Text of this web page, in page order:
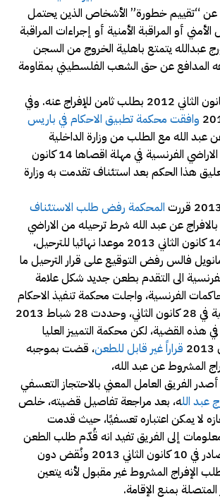
“تقييم خطورة” الأشخاص الذين يحتمل
​​أو المراقبة الأمنية أو إجراءات المراقبة
عبدالله يتمتع باهلية الخروج من السجن
المدافع عن حق الشعب الفلسطيني بمقاومة
وتقدم عبدالله في كانون الثاني 2012 بطلب ثامن للإفراج عنه. وفي
وافقت محكمة تطبيق الاحكام في باريس
عبد الله مع الطلب من وزارة الداخلية
الفرنسية طرده من الاراضي الفرنسية في مهلة اقصاها 14 كانون
وتم تعليق هذا الحكم بعد استئناف تقدمت به وزارة
المحكمة رفض طلب الاستئناف
عن عبد الله شرط ترحيله من الاراضي
الفرنسية وحددت 14 كانون الثاني 2013 موعدا نهائيا للترحيل،
فالس رفض التوقيع على قرار الترحيل ما
الفرنسية الى التقدم بطعن جديد شكل علامة
الفرنسية، واجلت محكمة تنفيذ الاحكام
النظر في هذه القضية في 28 كانون الثاني، وحددت 28 شباط 2013
هذه القضية، لكن محكمة التمييز العليا
قراراً غير قابل للطعن، قضت بموجبه
المشروط عن عبد الله،
عبد الله، بعد مراجعة تفاصيل قضيته، خلص
لا يمكن اعتباره تعسفيًا، حيث قدمت
إلى الفريق تفيد انه قُدّم طلب الطعن
بالنقض في القرار الصادر في 10 كانون الثاني 2013 ونُقض دون
الإفراج المشروط غير مقبول لأنه يتعين
المتصلة بمنع الإقامة.